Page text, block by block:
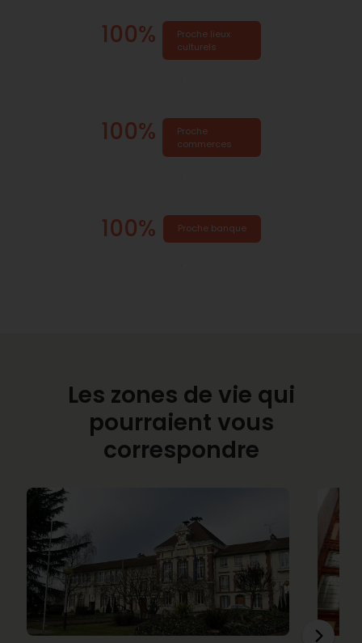
100%
Proche lieux
culturels
100%
Proche
commerces
100% Proche banque
Les zones de vie qui
pourraient vous
correspondre